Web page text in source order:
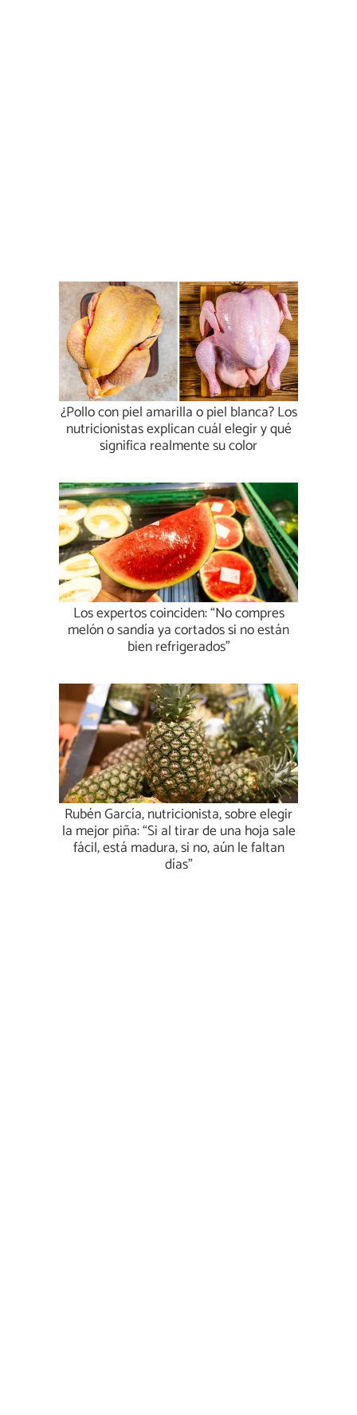
¿Pollo con piel amarilla o piel blanca? Los
nutricionistas explican cuál elegir y qué
significa realmente su color
Los expertos coinciden: “No compres
melón o sandía ya cortados si no están
bien refrigerados”
Rubén García, nutricionista, sobre elegir
la mejor piña: “Si al tirar de una hoja sale
fácil, está madura; si no, aún le faltan
días”